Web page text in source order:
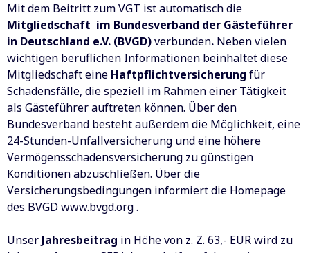
Mit dem Beitritt zum VGT ist automatisch die
Mitgliedschaft im Bundesverband der Gästeführer
in Deutschland e.V. (BVGD)verbunden. Neben vielen
wichtigen beruflichen Informationen beinhaltet diese
Mitgliedschaft eine Haftpflichtversicherung für
Schadensfälle, die speziell im Rahmen einer Tätigkeit
als Gästeführer auftreten können. Über den
Bundesverband besteht außerdem die Möglichkeit, eine
24-Stunden-Unfallversicherung und eine höhere
Vermögensschadensversicherung zu günstigen
Konditionen abzuschließen. Über die
Versicherungsbedingungen informiert die Homepage
des BVGD www.bvgd.org.
Unser Jahresbeitrag in Höhe von z. Z. 63,- EUR wird zu